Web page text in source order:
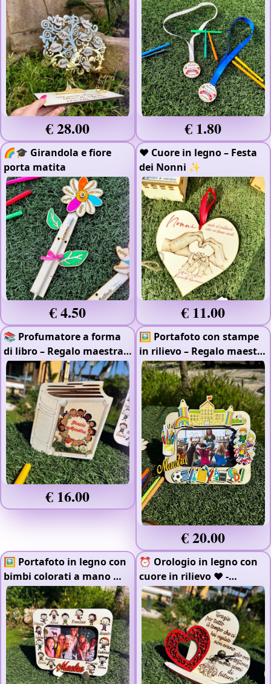
€ 28.00 € 1.80
🌈🎓 Girandola e fiore
porta matita
€ 4.50
❤️ Cuore in legno – Festa
dei Nonni ✨
€ 11.00
📚 Profumatore a forma
di libro – Regalo maestra
🌸
- Plexiglass- Legno
4mm
€ 16.00
🖼️ Portafoto con stampe
in rilievo – Regalo maestra
✨- Colorato
€ 20.00
🖼️ Portafoto in legno con
bimbi colorati a mano 🎨
Colorato
⏰ Orologio in legno con
cuore in rilievo ❤️ -
Colorato- Legno 4mm